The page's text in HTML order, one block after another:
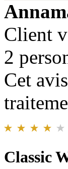
Client
2
Cet
Classic